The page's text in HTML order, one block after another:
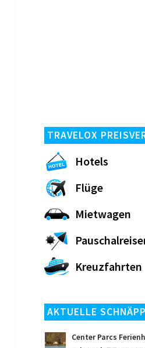
TRAVELOX
Hotels
Flüge
Mietwagen
Kreuzfahrten
AKTUELLE
Center Parcs